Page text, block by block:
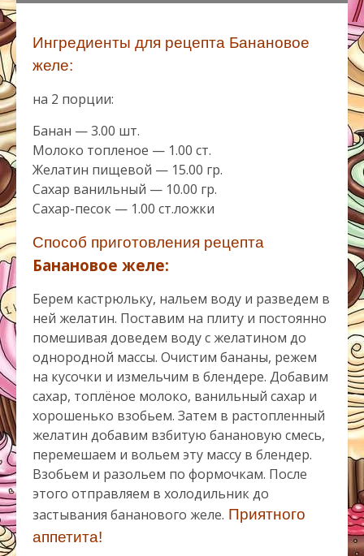
Ингредиенты для рецепта Банановое
желе:
на 2 порции:
Банан — 3.00 шт.
Молоко топленое — 1.00 ст.
Желатин пищевой — 15.00 гр.
Сахар ванильный — 10.00 гр.
Сахар-песок — 1.00 ст.ложки
Способ приготовления рецепта
Банановое желе:
Берем кастрюльку, нальем воду и разведем в
ней желатин. Поставим на плиту и постоянно
помешивая доведем воду с желатином до
однородной массы. Очистим бананы, режем
на кусочки и измельчим в блендере. Добавим
сахар, топлёное молоко, ванильный сахар и
хорошенько взобьем. Затем в растопленный
желатин добавим взбитую банановую смесь,
перемешаем и вольем эту массу в блендер.
Взобьем и разольем по формочкам. После
этого отправляем в холодильник до
застывания бананового желе. Приятного
аппетита!